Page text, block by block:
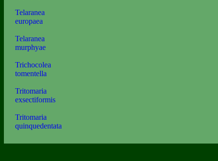
Telaranea
europaea
Telaranea
murphyae
Trichocolea
tomentella
Tritomaria
exsectiformis
Tritomaria
quinquedentata